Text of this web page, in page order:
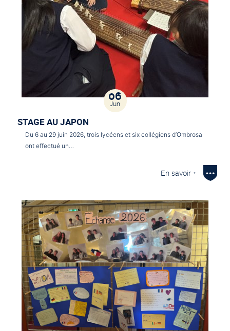
06
Jun
STAGE AU JAPON
Du 6 au 29 juin 2026, trois lycéens et six collégiens d’Ombrosa
ont effectué un…
En savoir +